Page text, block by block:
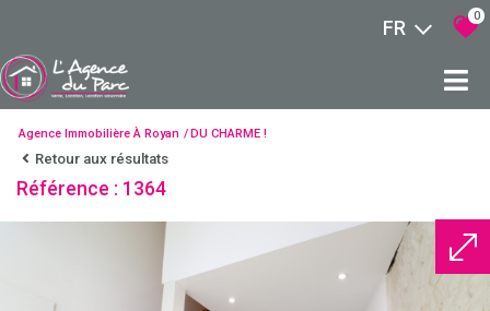
FR
0
Agence Immobilière À Royan DU CHARME !
Retour aux résultats
Référence : 1364